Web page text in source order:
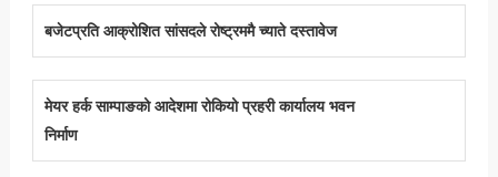
बजेटप्रति आक्रोशित सांसदले रोष्ट्रममै च्याते दस्तावेज
मेयर हर्क साम्पाङको आदेशमा रोकियो प्रहरी कार्यालय भवन
निर्माण